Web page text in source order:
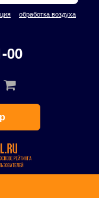
обработка воздуха
00